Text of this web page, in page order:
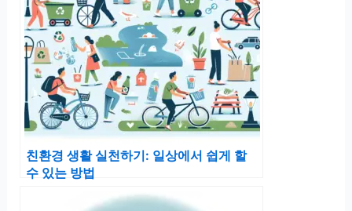
친환경 생활 실천하기: 일상에서 쉽게 할
수 있는 방법